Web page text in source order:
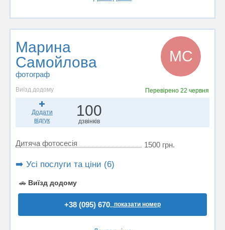
Марина
Самойлова
фотограф
МС
Виїзд додому Перевірено22 червня
Додати
відгук
100
дзвінків
Дитяча фотосесія 1500 грн.
➡️ Усі послуги та ціни (6)
🚗 Виїзд додому
+38 (095) 670..показати номер